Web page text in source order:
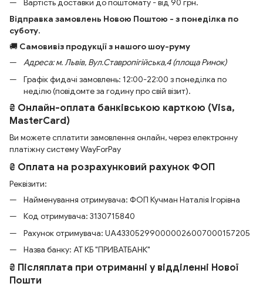
Вартість доставки до поштомату - від 90 грн.
Відправка замовлень Новою Поштою - з понеділка по
суботу.
🚚 Самовивіз продукції з нашого шоу-руму
Адреса: м. Львів, Вул.Ставропігійська,4 (площа Ринок)
Графік фидачі замовлень: 12:00-22:00 з понеділка по
неділю (повідомте за годину про свій візит).
₴ Онлайн-оплата банківською карткою (Visa,
MasterCard)
Ви можете сплатити замовлення онлайн, через електронну
платіжну систему WayForPay
₴ Оплата на розрахунковий рахунок ФОП
Реквізити:
Найменування отримувача: ФОП Кучман Наталія Ігорівна
Код отримувача: 3130715840
Рахунок отримувача: UA433052990000026007000157205
Назва банку: АТ КБ "ПРИВАТБАНК"
₴ Післяплата при отриманні у відділенні Нової
Пошти